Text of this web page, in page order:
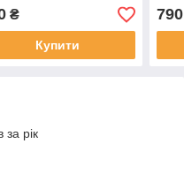
₴
Купити
790
за рік